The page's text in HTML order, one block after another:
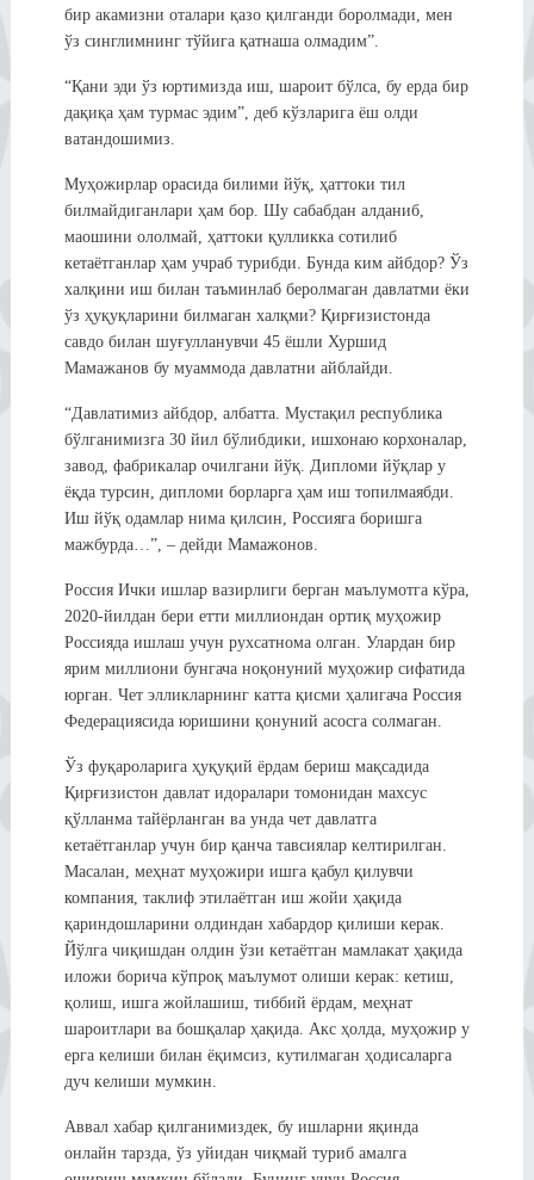
бир акамизни оталари қазо қилганди боролмади, мен
ўз синглимнинг тўйига қатнаша олмадим”.
“Қани эди ўз юртимизда иш, шароит бўлса, бу ерда бир
дақиқа ҳам турмас эдим”, деб кўзларига ёш олди
ватандошимиз.
Муҳожирлар орасида билими йўқ, ҳаттоки тил
билмайдиганлари ҳам бор. Шу сабабдан алданиб,
маошини ололмай, ҳаттоки қулликка сотилиб
кетаётганлар ҳам учраб турибди. Бунда ким айбдор? Ўз
халқини иш билан таъминлаб беролмаган давлатми ёки
ўз ҳуқуқларини билмаган халқми? Қирғизистонда
савдо билан шуғулланувчи 45 ёшли Хуршид
Мамажанов бу муаммода давлатни айблайди.
“Давлатимиз айбдор, албатта. Мустақил республика
бўлганимизга 30 йил бўлибдики, ишхонаю корхоналар,
завод, фабрикалар очилгани йўқ. Дипломи йўқлар у
ёқда турсин, дипломи борларга ҳам иш топилмаябди.
Иш йўқ одамлар нима қилсин, Россияга боришга
мажбурда…”, – дейди Мамажонов.
Россия Ички ишлар вазирлиги берган маълумотга кўра,
2020-йилдан бери етти миллиондан ортиқ муҳожир
Россияда ишлаш учун рухсатнома олган. Улардан бир
ярим миллиони бунгача ноқонуний муҳожир сифатида
юрган. Чет элликларнинг катта қисми ҳалигача Россия
Федерациясида юришини қонуний асосга солмаган.
Ўз фуқароларига ҳуқуқий ёрдам бериш мақсадида
Қирғизистон давлат идоралари томонидан махсус
қўлланма тайёрланган ва унда чет давлатга
кетаётганлар учун бир қанча тавсиялар келтирилган.
Масалан, меҳнат муҳожири ишга қабул қилувчи
компания, таклиф этилаётган иш жойи ҳақида
қариндошларини олдиндан хабардор қилиши керак.
Йўлга чиқишдан олдин ўзи кетаётган мамлакат ҳақида
иложи борича кўпроқ маълумот олиши керак: кетиш,
қолиш, ишга жойлашиш, тиббий ёрдам, меҳнат
шароитлари ва бошқалар ҳақида. Акс ҳолда, муҳожир у
ерга келиши билан ёқимсиз, кутилмаган ҳодисаларга
дуч келиши мумкин.
Аввал хабар қилганимиздек, бу ишларни яқинда
онлайн тарзда, ўз уйидан чиқмай туриб амалга